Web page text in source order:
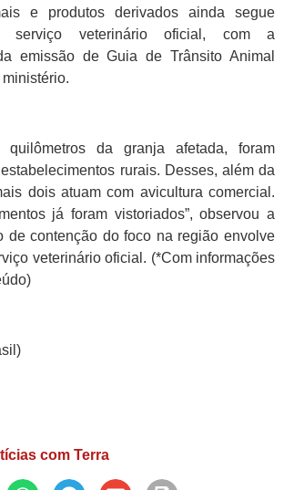
e produtos derivados ainda segue
serviço veterinário oficial, com a
emissão de Guia de Trânsito Animal
da granja afetada, foram
rurais. Desses, além da
dois atuam com avicultura comercial.
já foram vistoriados”, observou a
de contenção do foco na região envolve
veterinário oficial. (*Com informações
com Terra